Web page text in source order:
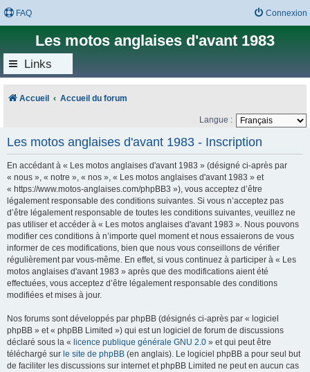
FAQ Connexion
Les motos anglaises d'avant 1983
Links
Accueil Accueil du forum
Langue :
Les motos anglaises d'avant 1983 - Inscription
En accédant à « Les motos anglaises d'avant 1983 » (désigné ci-après par
« nous », « notre », « nos », « Les motos anglaises d'avant 1983 » et
« https://www.motos-anglaises.com/phpBB3 »), vous acceptez d’être
légalement responsable des conditions suivantes. Si vous n’acceptez pas
d’être légalement responsable de toutes les conditions suivantes, veuillez ne
pas utiliser et accéder à « Les motos anglaises d'avant 1983 ». Nous pouvons
modifier ces conditions à n’importe quel moment et nous essaierons de vous
informer de ces modifications, bien que nous vous conseillons de vérifier
régulièrement par vous-même. En effet, si vous continuez à participer à « Les
motos anglaises d'avant 1983 » après que des modifications aient été
effectuées, vous acceptez d’être légalement responsable des conditions
modifiées et mises à jour.
Nos forums sont développés par phpBB (désignés ci-après par « logiciel
phpBB » et « phpBB Limited ») qui est un logiciel de forum de discussions
déclaré sous la « licence publique générale GNU 2.0 » et qui peut être
téléchargé sur le site de phpBB (en anglais). Le logiciel phpBB a pour seul but
de faciliter les discussions sur internet et phpBB Limited ne peut en aucun cas